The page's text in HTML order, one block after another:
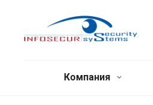
Компания